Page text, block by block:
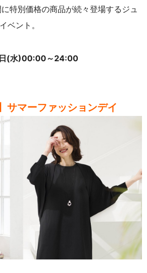
特別価格の商品が続々登場するジュ
ベント。
日(水)00:00～24:00
サマーファッションデイ